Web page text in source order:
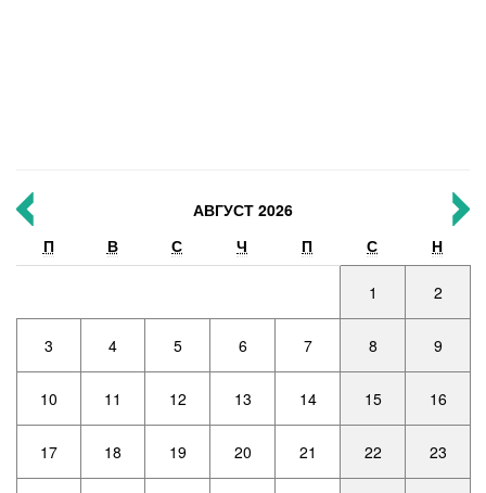
АВГУСТ 2026
П
В С Ч П С Н
1 2
3 4 5 6 7 8 9
10 11 12 13 14 15 16
17 18 19 20 21 22 23